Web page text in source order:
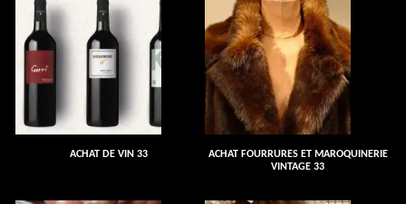
ACHAT DE VIN 33
ACHAT FOURRURES ET MAROQUINERIE
VINTAGE 33